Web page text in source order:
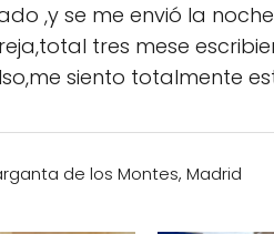
,y se me envió la
tres mese
siento totalmente
de los Montes, Madrid